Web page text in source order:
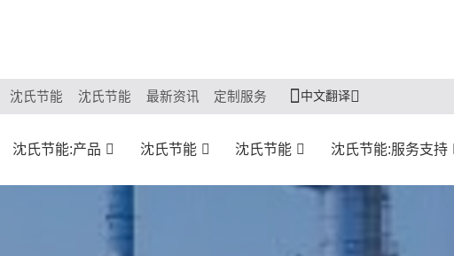
沈氏节能 沈氏节能 最新资讯 定制服务 中文翻译
沈氏节能:产品 沈氏节能 沈氏节能 沈氏节能:服务支持